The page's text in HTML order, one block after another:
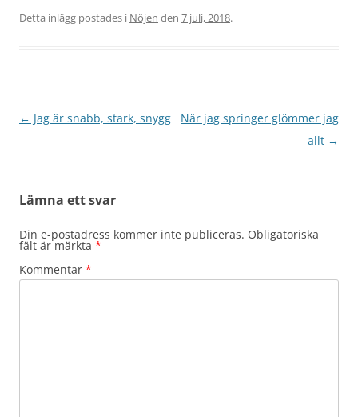
Detta inlägg postades i Nöjen den 7 juli, 2018.
Inläggsnavigering
← Jag är snabb, stark, snygg
När jag springer glömmer jag
allt →
Lämna ett svar
Din e-postadress kommer inte publiceras. Obligatoriska
fält är märkta *
Kommentar *